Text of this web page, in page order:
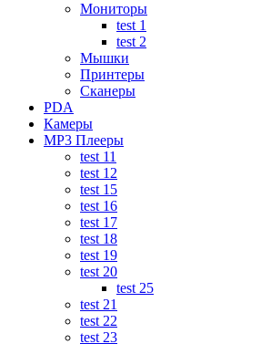
Мониторы
test 1
test 2
Мышки
Принтеры
Сканеры
PDA
Камеры
MP3 Плееры
test 11
test 12
test 15
test 16
test 17
test 18
test 19
test 20
test 25
test 21
test 22
test 23